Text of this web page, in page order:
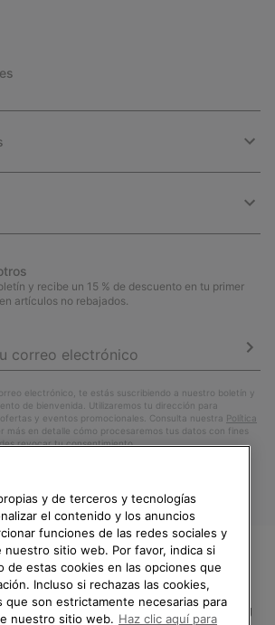
y recibe un 15 % de descuento en tu primer
artículos no rebajados.
electrónico, te estás suscribiendo a nuestro boletín y
de bienvenida. Utilizaremos tu dirección para
y eventos promocionales. Consulta nuestra Política
más en detalle cómo procesaremos tus datos con fines
revocar tu consentimiento.
LA BIENVENIDA A
SOREL.
SELECCIONA TU
y de terceros y tecnologías
el contenido y los anuncios
funciones de las redes sociales y
nuestro sitio web. Por favor, indica si
de estas cookies en las opciones que
Incluso si rechazas las cookies,
que son estrictamente necesarias para
nuestro sitio web. Haz clic aquí para